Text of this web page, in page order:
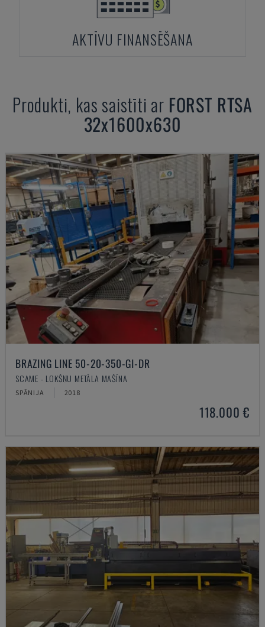
AKTĪVU FINANSĒŠANA
Produkti, kas saistīti ar FORST RTSA
32x1600x630
BRAZING LINE 50-20-350-GI-DR
SCAME - LOKŠŅU METĀLA MAŠĪNA
SPĀNIJA 2018
118.000 €